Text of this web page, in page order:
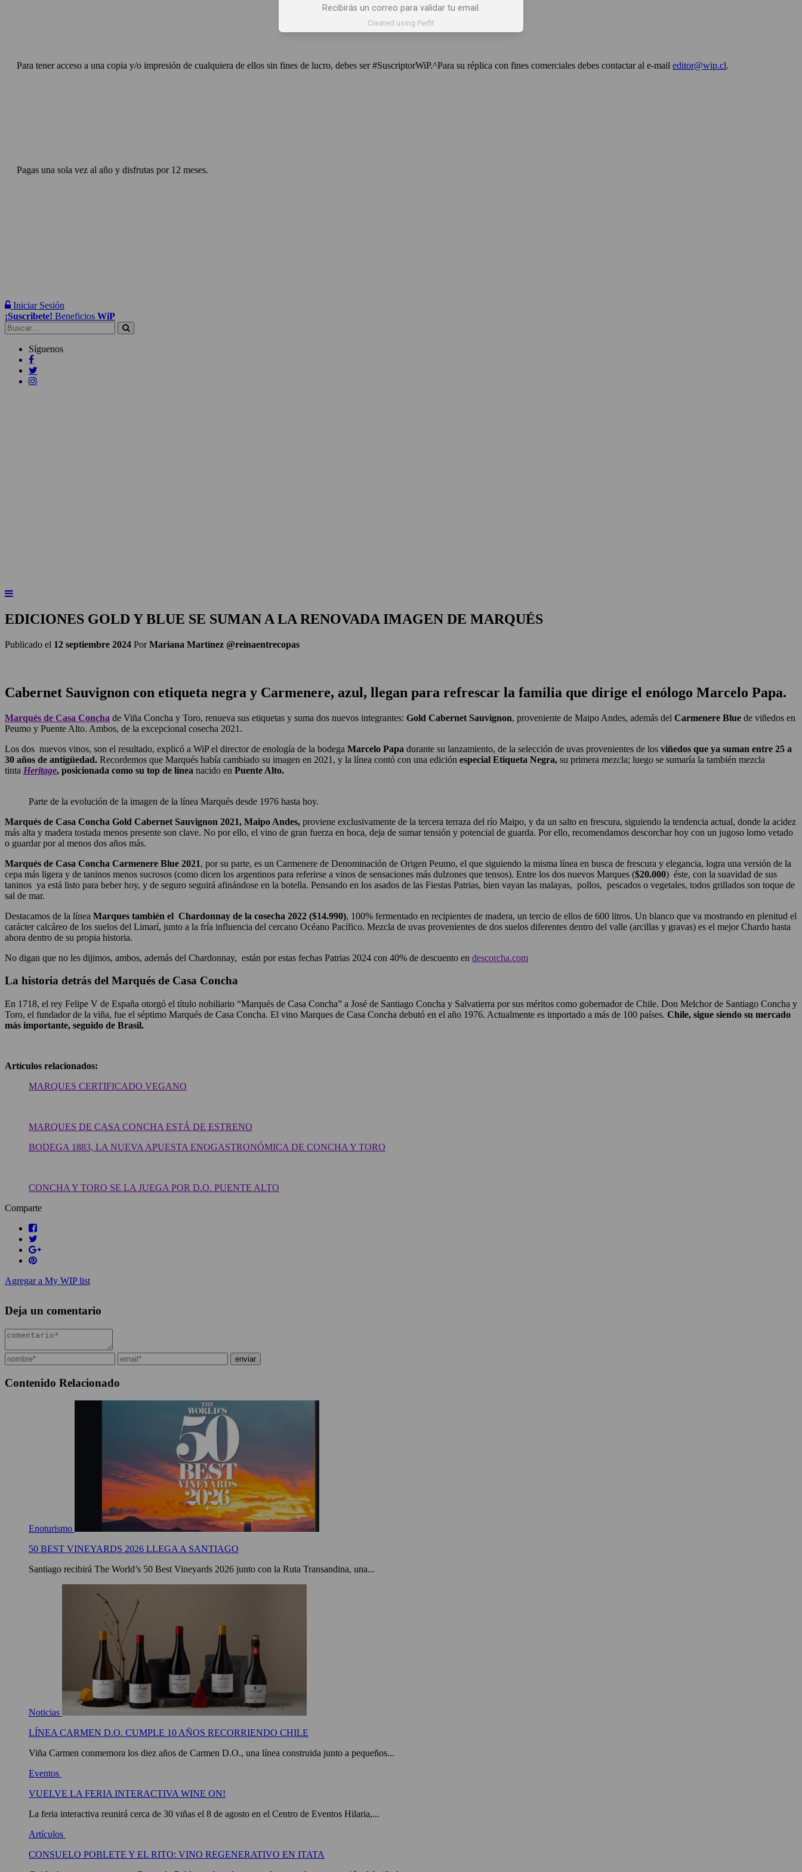
Para tener acceso a una copia y/o impresión de cualquiera de ellos sin fines de lucro, debes ser #SuscriptorWiP.^Para su réplica con fines comerciales debes contactar al e-mail editor@wip.cl.
Pagas una sola vez al año y disfrutas por 12 meses.
Iniciar Sesión
¡Suscribete! Beneficios WiP
Buscar:
Síguenos
EDICIONES GOLD Y BLUE SE SUMAN A LA RENOVADA IMAGEN DE MARQUÉS
Publicado el 12 septiembre 2024 PorMariana Martínez @reinaentrecopas
Cabernet Sauvignon con etiqueta negra y Carmenere, azul, llegan para refrescar la familia que dirige el enólogo Marcelo Papa.
Marqués de Casa Concha de Viña Concha y Toro, renueva sus etiquetas y suma dos nuevos integrantes: Gold Cabernet Sauvignon, proveniente de Maipo Andes, además del Carmenere Blue de viñedos en
Peumo y Puente Alto. Ambos, de la excepcional cosecha 2021.
Los dos nuevos vinos, son el resultado, explicó a WiP el director de enología de la bodega Marcelo Papa durante su lanzamiento, de la selección de uvas provenientes de los viñedos que ya suman entre 25 a
30 años de antigüedad. Recordemos que Marqués había cambiado su imagen en 2021, y la línea contó con una edición especial Etiqueta Negra, su primera mezcla; luego se sumaría la también mezcla
tinta Heritage, posicionada como su top de línea nacido en Puente Alto.
Parte de la evolución de la imagen de la línea Marqués desde 1976 hasta hoy.
Marqués de Casa Concha Gold Cabernet Sauvignon 2021, Maipo Andes, proviene exclusivamente de la tercera terraza del río Maipo, y da un salto en frescura, siguiendo la tendencia actual, donde la acidez
más alta y madera tostada menos presente son clave. No por ello, el vino de gran fuerza en boca, deja de sumar tensión y potencial de guarda. Por ello, recomendamos descorchar hoy con un jugoso lomo vetado
o guardar por al menos dos años más.
Marqués de Casa Concha Carmenere Blue 2021, por su parte, es un Carmenere de Denominación de Origen Peumo, el que siguiendo la misma línea en busca de frescura y elegancia, logra una versión de la
cepa más ligera y de taninos menos sucrosos (como dicen los argentinos para referirse a vinos de sensaciones más dulzones que tensos). Entre los dos nuevos Marques ($20.000) éste, con la suavidad de sus
taninos ya está listo para beber hoy, y de seguro seguirá afinándose en la botella. Pensando en los asados de las Fiestas Patrias, bien vayan las malayas, pollos, pescados o vegetales, todos grillados son toque de
sal de mar.
Destacamos de la línea Marques también el Chardonnay de la cosecha 2022 ($14.990), 100% fermentado en recipientes de madera, un tercio de ellos de 600 litros. Un blanco que va mostrando en plenitud el
carácter calcáreo de los suelos del Limarí, junto a la fría influencia del cercano Océano Pacífico. Mezcla de uvas provenientes de dos suelos diferentes dentro del valle (arcillas y gravas) es el mejor Chardo hasta
ahora dentro de su propia historia.
No digan que no les dijimos, ambos, además del Chardonnay, están por estas fechas Patrias 2024 con 40% de descuento en descorcha.com
La historia detrás del Marqués de Casa Concha
En 1718, el rey Felipe V de España otorgó el título nobiliario “Marqués de Casa Concha” a José de Santiago Concha y Salvatierra por sus méritos como gobernador de Chile. Don Melchor de Santiago Concha y
Toro, el fundador de la viña, fue el séptimo Marqués de Casa Concha. El vino Marques de Casa Concha debutó en el año 1976. Actualmente es importado a más de 100 países. Chile, sigue siendo su mercado
más importante, seguido de Brasil.
Artículos relacionados:
MARQUES CERTIFICADO VEGANO
MARQUES DE CASA CONCHA ESTÁ DE ESTRENO
BODEGA 1883, LA NUEVA APUESTA ENOGASTRONÓMICA DE CONCHA Y TORO
CONCHA Y TORO SE LA JUEGA POR D.O. PUENTE ALTO
Comparte
Agregar a My WIP list
Deja un comentario
Contenido Relacionado
Enoturismo
50 BEST VINEYARDS 2026 LLEGA A SANTIAGO
Santiago recibirá The World’s 50 Best Vineyards 2026 junto con la Ruta Transandina, una...
Noticias
LÍNEA CARMEN D.O. CUMPLE 10 AÑOS RECORRIENDO CHILE
Viña Carmen conmemora los diez años de Carmen D.O., una línea construida junto a pequeños...
Eventos
VUELVE LA FERIA INTERACTIVA WINE ON!
La feria interactiva reunirá cerca de 30 viñas el 8 de agosto en el Centro de Eventos Hilaria,...
Artículos
CONSUELO POBLETE Y EL RITO: VINO REGENERATIVO EN ITATA
Recibirás un correo para validar tu email.
Created using Perfit